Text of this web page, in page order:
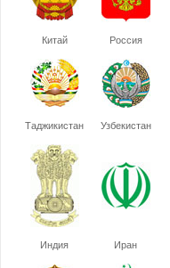
Китай Россия
Таджикистан Узбекистан
Индия Иран